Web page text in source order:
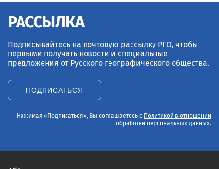
РАССЫЛКА
Подписывайтесь на почтовую рассылку РГО, чтобы
первыми получать новости и специальные
предложения от Русского географического общества.
ПОДПИСАТЬСЯ
Нажимая «Подписаться», Вы соглашаетесь с
Политикой в отношении
обработки персональных данных.